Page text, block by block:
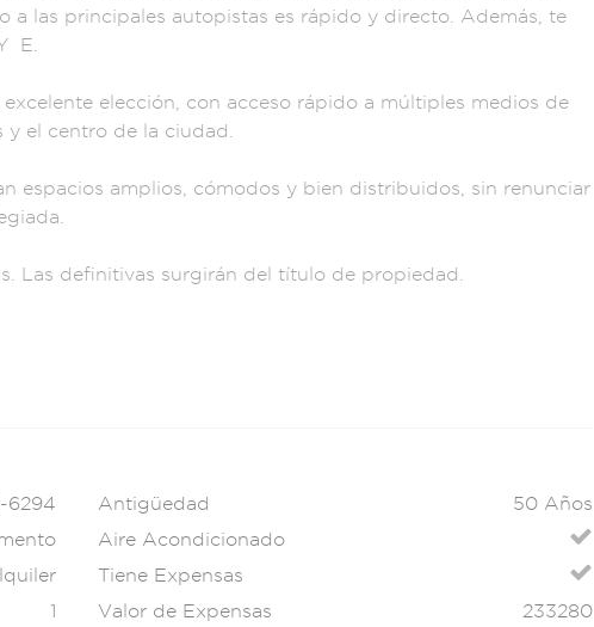
o a las principales autopistas es rápido y directo. Además, te
E.
ente elección , con acceso rápido a múltiples medios de
y el centro de la ciudad.
espacios amplios, cómodos y bien distribuidos, sin renunciar
. Las definitivas surgirán del título de propiedad.
6294
1
Antigüedad
50 Años
Aire Acondicionado
Tiene Expensas
Valor de Expensas
233280